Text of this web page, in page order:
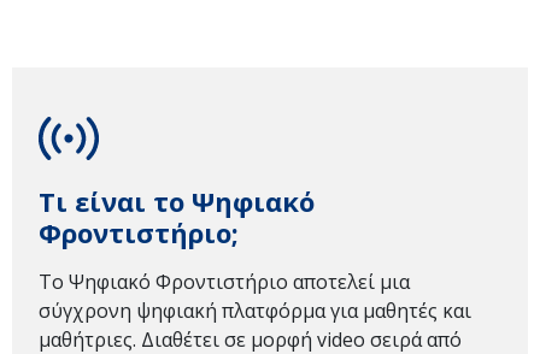
Τι είναι το Ψηφιακό
Φροντιστήριο;
Το Ψηφιακό Φροντιστήριο αποτελεί μια
σύγχρονη ψηφιακή πλατφόρμα για μαθητές και
μαθήτριες. Διαθέτει σε μορφή video σειρά από